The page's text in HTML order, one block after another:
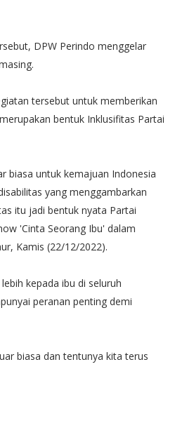
DPW Perindo menggelar
tersebut untuk memberikan
bentuk Inklusifitas Partai
biasa untuk kemajuan Indonesia
yang menggambarkan
itu jadi bentuk nyata Partai
'Cinta Seorang Ibu' dalam
Kamis (22/12/2022).
kepada ibu di seluruh
peranan penting demi
biasa dan tentunya kita terus